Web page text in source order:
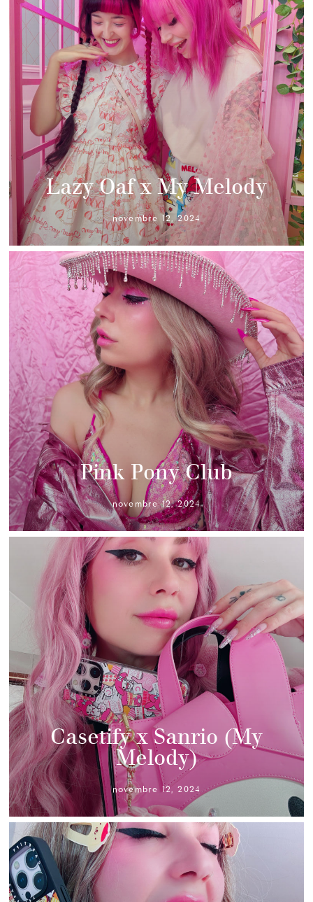
Lazy Oaf x My Melody
novembre 12, 2024
Pink Pony Club
novembre 12, 2024
Casetify x Sanrio (My
Melody)
novembre 12, 2024